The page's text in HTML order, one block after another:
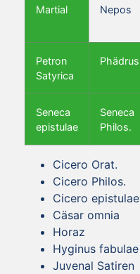
Martial Nepos
Petron
Satyrica
Phädrus
Seneca
epistulae
Seneca
Philos.
Cicero Orat.
Cicero Philos.
Cicero epistulae
Cäsar omnia
Horaz
Hyginus fabulae
Juvenal Satiren